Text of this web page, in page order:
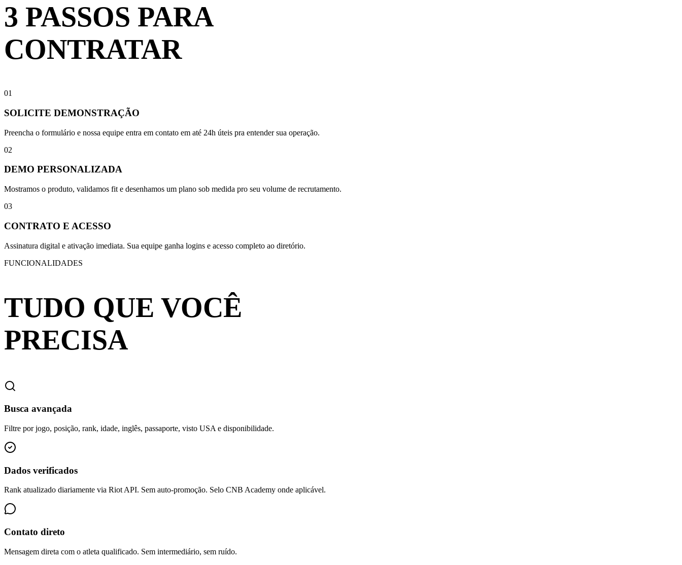
3 PASSOS PARA
CONTRATAR
01
SOLICITE DEMONSTRAÇÃO
Preencha o formulário e nossa equipe entra em contato em até 24h úteis pra entender sua operação.
02
DEMO PERSONALIZADA
Mostramos o produto, validamos fit e desenhamos um plano sob medida pro seu volume de recrutamento.
03
CONTRATO E ACESSO
Assinatura digital e ativação imediata. Sua equipe ganha logins e acesso completo ao diretório.
FUNCIONALIDADES
TUDO QUE VOCÊ
PRECISA
Busca avançada
Filtre por jogo, posição, rank, idade, inglês, passaporte, visto USA e disponibilidade.
Dados verificados
Rank atualizado diariamente via Riot API. Sem auto-promoção. Selo CNB Academy onde aplicável.
Contato direto
Mensagem direta com o atleta qualificado. Sem intermediário, sem ruído.